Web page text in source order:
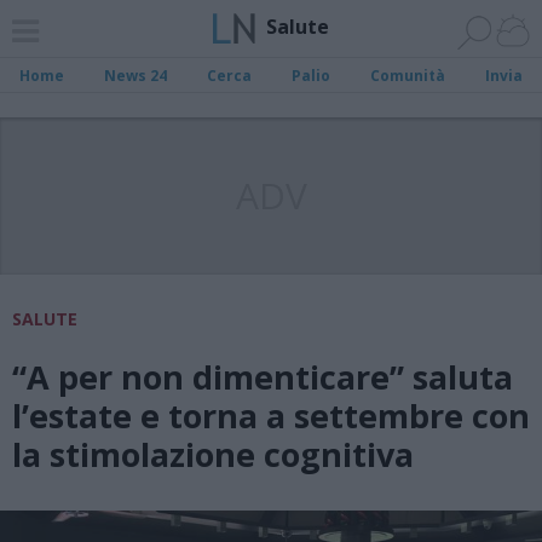
Salute
Home News 24 Cerca Palio Comunità Invia
SALUTE
“A per non dimenticare” saluta
l’estate e torna a settembre con
la stimolazione cognitiva